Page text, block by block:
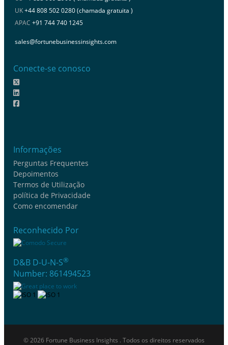
UK+44 808 502 0280 (chamada gratuita )
APAC +91 744 740 1245
sales@fortunebusinessinsights.com
Conecte-se conosco
Informações
Perguntas Frequentes
Depoimentos
Termos de Utilização
política de Privacidade
Como encomendar
Reconhecido Por
D&B D-U-N-S®
Number: 861494523
© 2026 Fortune Business Insights . Todos os direitos reservados